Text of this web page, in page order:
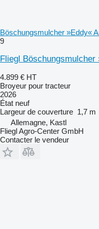
Böschungsmulcher »Eddy«
9
Fliegl Böschungsmulcher
4.899 € HT
Broyeur pour tracteur
2026
État neuf
Largeur de couverture 1,7 m
Allemagne, Kastl
Fliegl Agro-Center GmbH
Contacter le vendeur